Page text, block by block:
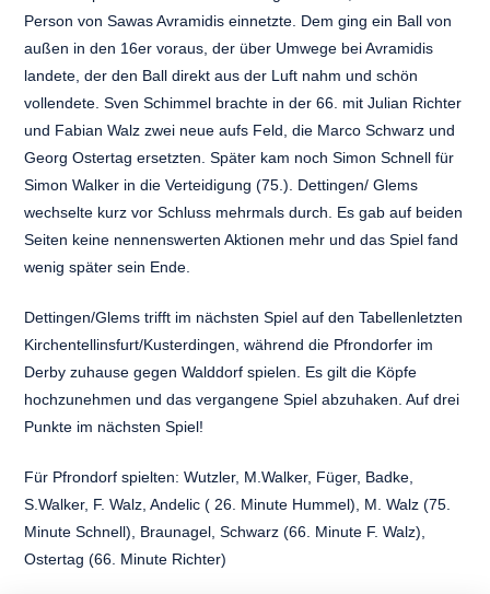
Person von Sawas Avramidis einnetzte. Dem ging ein Ball von
außen in den 16er voraus, der über Umwege bei Avramidis
landete, der den Ball direkt aus der Luft nahm und schön
vollendete. Sven Schimmel brachte in der 66. mit Julian Richter
und Fabian Walz zwei neue aufs Feld, die Marco Schwarz und
Georg Ostertag ersetzten. Später kam noch Simon Schnell für
Simon Walker in die Verteidigung (75.). Dettingen/ Glems
wechselte kurz vor Schluss mehrmals durch. Es gab auf beiden
Seiten keine nennenswerten Aktionen mehr und das Spiel fand
wenig später sein Ende.
Dettingen/Glems trifft im nächsten Spiel auf den Tabellenletzten
Kirchentellinsfurt/Kusterdingen, während die Pfrondorfer im
Derby zuhause gegen Walddorf spielen. Es gilt die Köpfe
hochzunehmen und das vergangene Spiel abzuhaken. Auf drei
Punkte im nächsten Spiel!
Für Pfrondorf spielten: Wutzler, M.Walker, Füger, Badke,
S.Walker, F. Walz, Andelic ( 26. Minute Hummel), M. Walz (75.
Minute Schnell), Braunagel, Schwarz (66. Minute F. Walz),
Ostertag (66. Minute Richter)